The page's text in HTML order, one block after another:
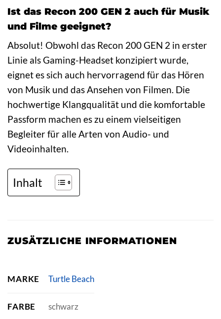
Ist das Recon 200 GEN 2 auch für Musik
und Filme geeignet?
Absolut! Obwohl das Recon 200 GEN 2 in erster
Linie als Gaming-Headset konzipiert wurde,
eignet es sich auch hervorragend für das Hören
von Musik und das Ansehen von Filmen. Die
hochwertige Klangqualität und die komfortable
Passform machen es zu einem vielseitigen
Begleiter für alle Arten von Audio- und
Videoinhalten.
Inhalt
ZUSÄTZLICHE INFORMATIONEN
MARKE Turtle Beach
FARBE schwarz